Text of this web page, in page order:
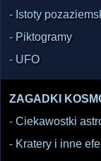
- Istoty
- Piktogramy
- UFO
ZAGADKI
- Ciekawostki
- Kratery i inne